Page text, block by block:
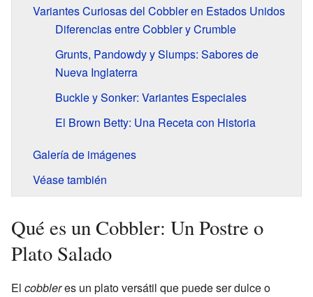
Variantes Curiosas del Cobbler en Estados Unidos
Diferencias entre Cobbler y Crumble
Grunts, Pandowdy y Slumps: Sabores de
Nueva Inglaterra
Buckle y Sonker: Variantes Especiales
El Brown Betty: Una Receta con Historia
Galería de imágenes
Véase también
Qué es un Cobbler: Un Postre o
Plato Salado
El cobbleres un plato versátil que puede ser dulce o